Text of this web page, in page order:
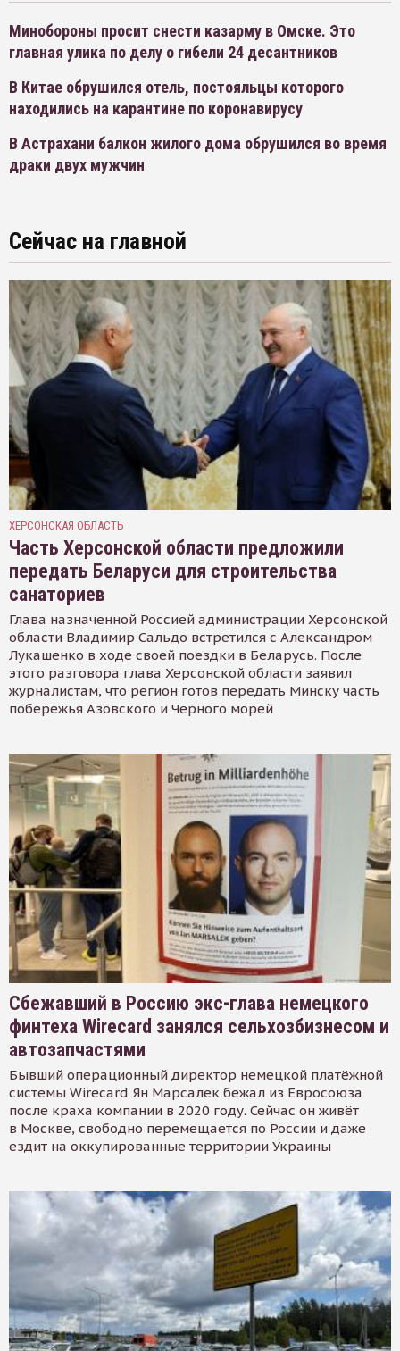
Минобороны просит снести казарму в Омске. Это
главная улика по делу о гибели 24 десантников
В Китае обрушился отель, постояльцы которого
находились на карантине по коронавирусу
В Астрахани балкон жилого дома обрушился во время
драки двух мужчин
Сейчас на главной
ХЕРСОНСКАЯ ОБЛАСТЬ
Часть Херсонской области предложили
передать Беларуси для строительства
санаториев
Глава назначенной Россией администрации Херсонской
области Владимир Сальдо встретился с Александром
Лукашенко в ходе своей поездки в Беларусь. После
этого разговора глава Херсонской области заявил
журналистам, что регион готов передать Минску часть
побережья Азовского и Черного морей
Сбежавший в Россию экс-глава немецкого
финтеха Wirecard занялся сельхозбизнесом и
автозапчастями
Бывший операционный директор немецкой платёжной
системы Wirecard Ян Марсалек бежал из Евросоюза
после краха компании в 2020 году. Сейчас он живёт
в Москве, свободно перемещается по России и даже
ездит на оккупированные территории Украины